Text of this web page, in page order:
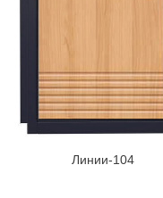
Линии-104